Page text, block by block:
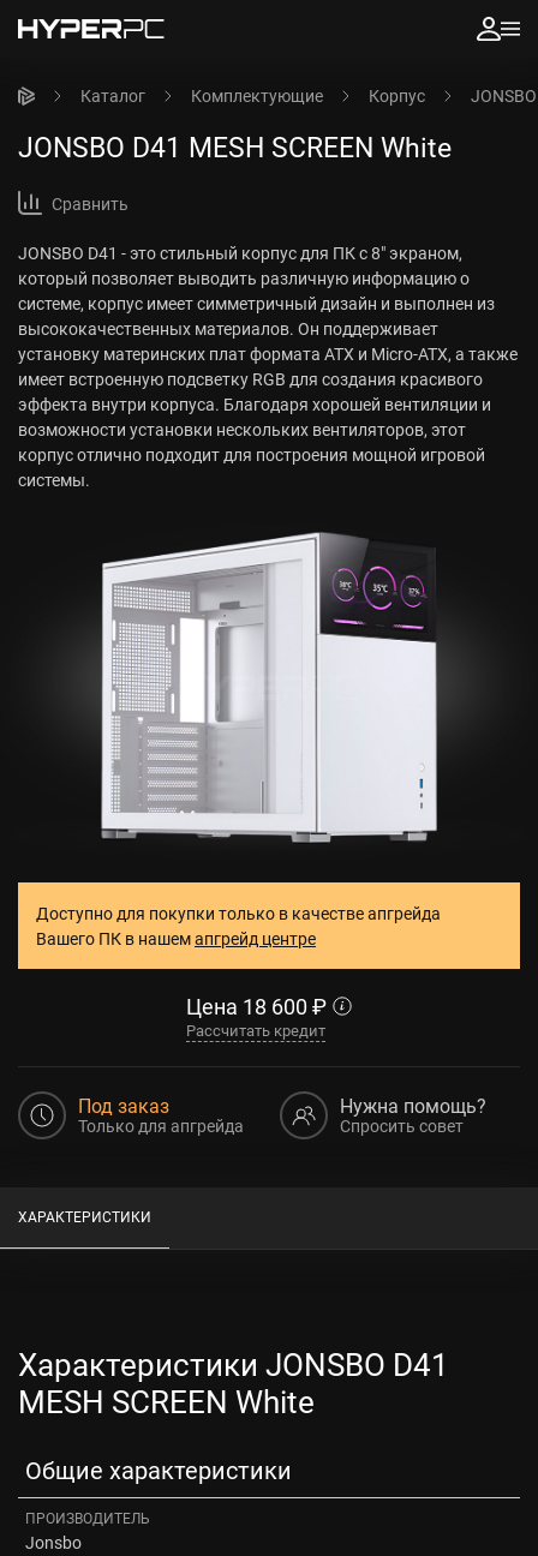
Каталог Комплектующие Корпус
JONSBO D41 MESH SCREEN White
Сравнить
JONSBO D41 - это стильный корпус для ПК c 8" экраном,
который позволяет выводить различную информацию о
системе, корпус имеет симметричный дизайн и выполнен из
высококачественных материалов. Он поддерживает
установку материнских плат формата ATX и Micro-ATX, а также
имеет встроенную подсветку RGB для создания красивого
эффекта внутри корпуса. Благодаря хорошей вентиляции и
возможности установки нескольких вентиляторов, этот
корпус отлично подходит для построения мощной игровой
системы.
Доступно для покупки только в качестве апгрейда
Вашего ПК в нашемапгрейд центре
Цена 18 600 ₽
Рассчитать кредит
Под заказ
Только для апгрейда
Нужна помощь?
Спросить совет
ХАРАКТЕРИСТИКИ
Характеристики JONSBO D41
MESH SCREEN White
Общие характеристики
ПРОИЗВОДИТЕЛЬ
Jonsbo